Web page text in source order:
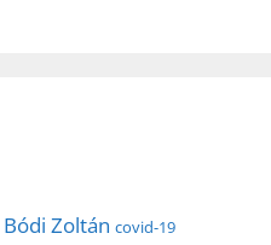
Bódi Zoltán covid-19